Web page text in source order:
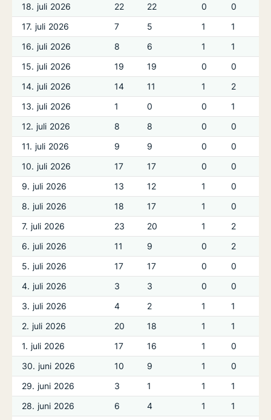
18. juli 2026
22 22 0
0
17. juli 2026
7 5 1
1
16. juli 2026
8 6 1
1
15. juli 2026
19 19 0
0
14. juli 2026
14 11 1
2
13. juli 2026
1 0 0
1
12. juli 2026
8 8 0
0
11. juli 2026
9 9 0
0
10. juli 2026
17 17 0
0
9. juli 2026
13 12 1
0
8. juli 2026
18 17 1
0
7. juli 2026
23 20 1
2
6. juli 2026
11 9 0
2
5. juli 2026
17 17 0
0
4. juli 2026
3 3 0
0
3. juli 2026
4 2 1
1
2. juli 2026
20 18 1
1
1. juli 2026
17 16 1
0
30. juni 2026
10 9 1
0
29. juni 2026
3 1 1
1
28. juni 2026
6 4 1 1